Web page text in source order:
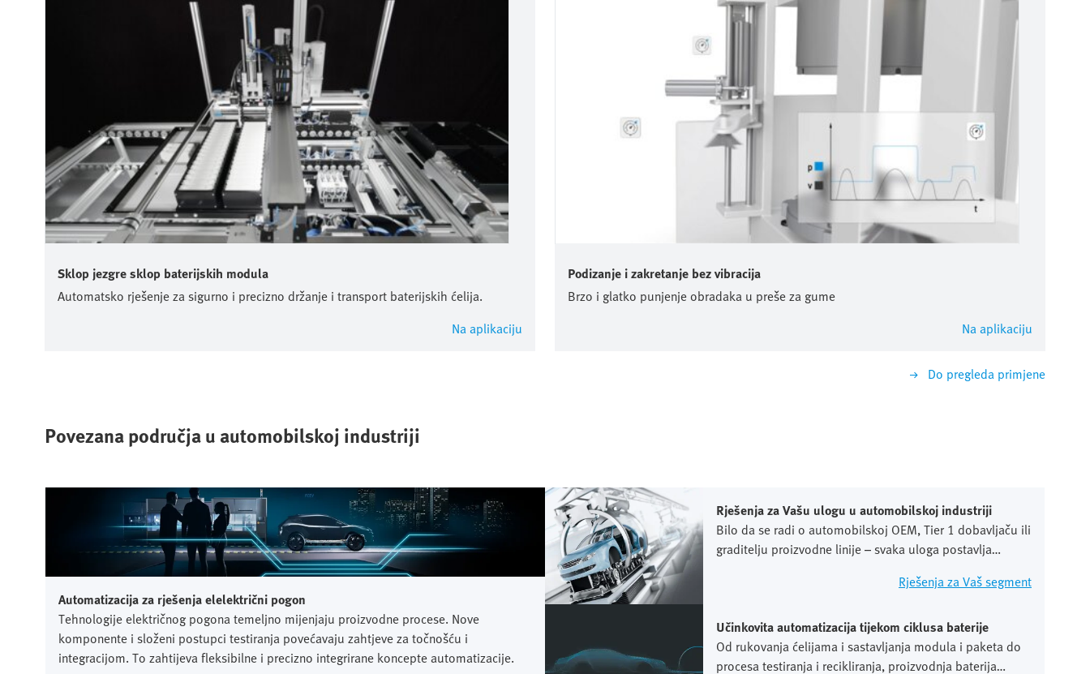
Sklop jezgre sklop baterijskih modula
Automatsko rješenje za sigurno i precizno držanje i transport baterijskih ćelija.
Na aplikaciju
Podizanje i zakretanje bez vibracija
Brzo i glatko punjenje obradaka u preše za gume
Na aplikaciju
Do pregleda primjene
Povezana područja u automobilskoj industriji
Automatizacija za rješenja elelektrični pogon
Tehnologije električnog pogona temeljno mijenjaju proizvodne procese. Nove
komponente i složeni postupci testiranja povećavaju zahtjeve za točnošću i
integracijom. To zahtijeva fleksibilne i precizno integrirane koncepte automatizacije.
Rješenja za Vašu ulogu u automobilskoj industriji
Bilo da se radi o automobilskoj OEM, Tier 1 dobavljaču ili
graditelju proizvodne linije – svaka uloga postavlja
globalnu skalabilnost. Ove perspektive uzimamo u obzir
Rješenja za Vaš segment
Učinkovita automatizacija tijekom ciklusa baterije
Od rukovanja ćelijama i sastavljanja modula i paketa do
procesa testiranja i recikliranja, proizvodnja baterija